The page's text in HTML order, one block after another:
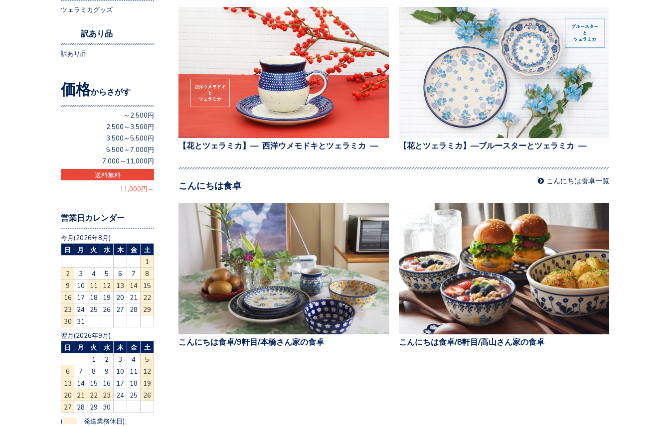
【花とツェラミカ】— 西洋ウメモドキとツェラミカ — 【花とツェラミカ】—ブルースターとツェラミカ —
こんにちは食卓 こんにちは食卓一覧
こんにちは食卓/9軒目/本橋さん家の食卓 こんにちは食卓/8軒目/高山さん家の食卓
ツェラミカグッズ
訳あり品
訳あり品
価格からさがす
～2,500円
2,500～3,500円
3,500～5,500円
5,500～7,000円
7,000～11,000円
送料無料
11,000円～
営業日カレンダー
今月(2026年8月)
日
月 火 水 木 金
土
1
2
3 4 5 6 7
8
9
10 11 12 13 14
15
16
17 18 19 20 21
22
23
24 25 26 27 28
29
30
31
翌月(2026年9月)
日
月 火 水 木 金
土
1
2 3 4
5
6
7 8 9 10 11
12
13
14 15 16 17 18
19
20
21 22 23 24 25
26
27
28 29 30
( 発送業務休日)